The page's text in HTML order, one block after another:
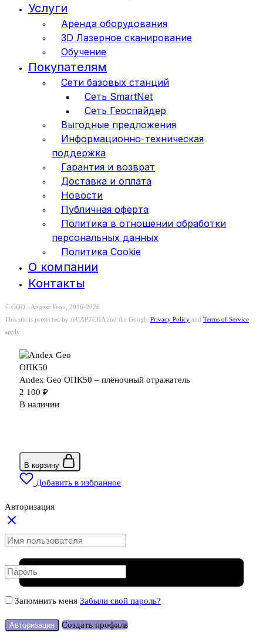
Услуги
Аренда оборудования
3D Лазерное сканирование
Обучение
Покупателям
Сети базовых станций
Сеть SmartNet
Сеть Геоспайдер
Выгодные предложения
Информационно-техническая
поддержка
Гарантия и возврат
Доставка и оплата
Новости
Публичная оферта
Политика в отношении обработки
персональных данных
Политика Cookie
О компании
Контакты
© ООО «Андекс Гео», 2016-2026
This site is protected by reCAPTCHA and the Google Privacy Policy and Terms of Service
apply.
Andex Geo ОПК50 – плёночный отражатель
2 100 ₽
В наличии
В корзину
Добавить в избранное
Авторизация
Запомнить меня Забыли свой пароль?
Авторизация Создать профиль